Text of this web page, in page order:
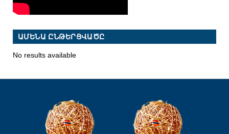
ԱՄԵՆԱ ԸՆԹԵՐՑՎԱԾԸ
No results available